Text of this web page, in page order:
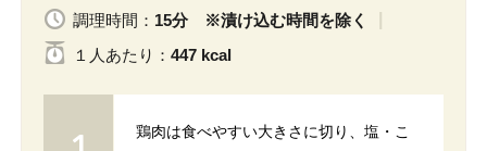
調理時間： 15分 ※漬け込む時間を除く
１人 あたり ： 447 kcal
鶏肉は食べやすい大きさに切り、塩・こ